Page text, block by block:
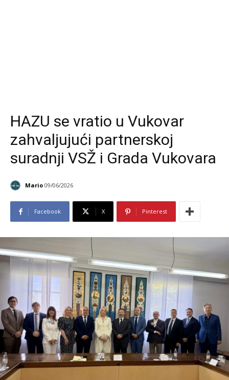
HAZU se vratio u Vukovar
zahvaljujući partnerskoj
suradnji VSŽ i Grada Vukovara
Mario 09/06/2026
Facebook X Pinterest